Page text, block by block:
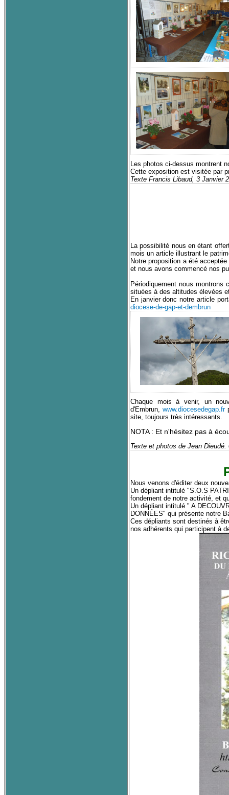
Les photos ci-dessus montrent
Cette exposition est visitée par
Texte Francis Libaud, 3 Janvier
La possibilité nous en étant
mois un article illustrant le
Notre proposition a été
et nous avons commencé nos
Périodiquement nous
situées à des altitudes élevées
En janvier donc notre article
diocese-de-gap-et-dembrun
Chaque mois à venir, un
d'Embrun, www.diocesedegap.fr
site, toujours très intéressants.
NOTA : Et n'hésitez pas à
Texte et photos de Jean Dieudé.
Nous venons d'éditer deux
Un dépliant intitulé "S.O.S
fondement de notre activité, et
Un dépliant intitulé " A
DONNÉES" qui présente notre
Ces dépliants sont destinés à
nos adhérents qui participent à